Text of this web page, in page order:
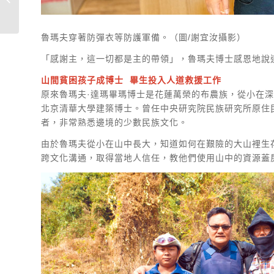
魯瑪夫穿著防彈衣等防護軍備。（圖/謝宜汝攝影）
「感謝主，這一切都是主的帶領」，魯瑪夫博士感恩地說
山間貧困孩子成博士 畢生投入人道救援工作
原來魯瑪夫·達瑪畢瑪博士是花蓮萬榮的布農族，從小在
北京清華大學建築博士。曾任中央研究院民族研究所原
者，非常熟悉邊境的少數民族文化。
由於魯瑪夫從小在山中長大，知道如何在艱險的大山裡
跨文化溝通，取得當地人信任，教他們使用山中的資源
要懷疑，就是現在!